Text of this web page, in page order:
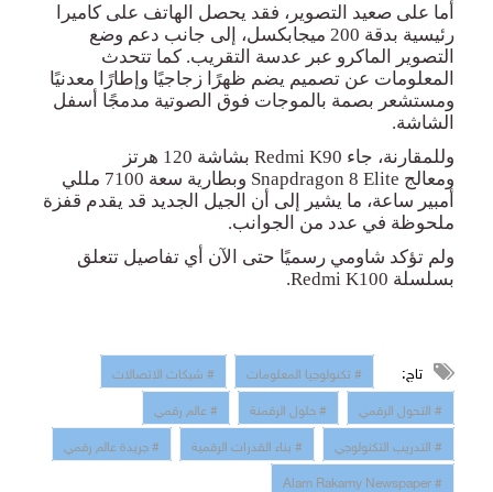
أما على صعيد التصوير، فقد يحصل الهاتف على كاميرا
رئيسية بدقة 200 ميجابكسل، إلى جانب دعم وضع
التصوير الماكرو عبر عدسة التقريب. كما تتحدث
المعلومات عن تصميم يضم ظهرًا زجاجيًا وإطارًا معدنيًا
ومستشعر بصمة بالموجات فوق الصوتية مدمجًا أسفل
الشاشة.
وللمقارنة، جاء
بشاشة 120 هرتز
ومعالج
وبطارية سعة 7100 مللي
أمبير ساعة، ما يشير إلى أن الجيل الجديد قد يقدم قفزة
ملحوظة في عدد من الجوانب.
ولم تؤكد شاومي رسميًا حتى الآن أي تفاصيل تتعلق
بسلسلة
تاج: # تكنولوجيا المعلومات
# شبكات الاتصالات
# التحول الرقمي
# حلول الرقمنة
# عالم رقمي
# التدريب التكنولوجي
# بناء القدرات الرقمية
# جريدة عالم رقمي
# Alam Rakamy Newspaper